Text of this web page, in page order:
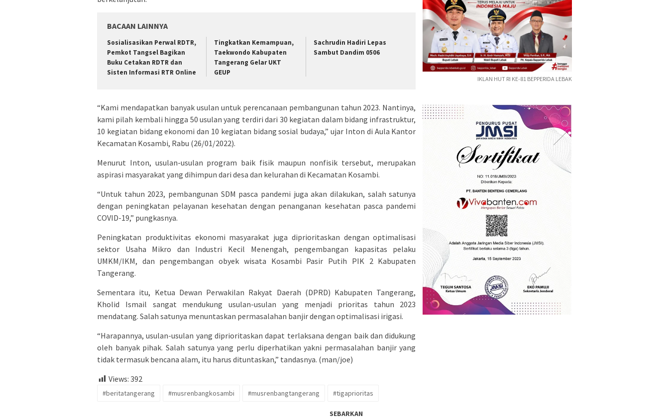
BACAAN LAINNYA
Sosialisasikan Perwal RDTR,
Pemkot Tangsel Bagikan
Buku Cetakan RDTR dan
Sisten Informasi RTR Online
Tingkatkan Kemampuan,
Taekwondo Kabupaten
Tangerang Gelar UKT
GEUP
Sachrudin Hadiri Lepas
Sambut Dandim 0506
“Kami mendapatkan banyak usulan untuk perencanaan pembangunan tahun 2023. Nantinya,
kami pilah kembali hingga 50 usulan yang terdiri dari 30 kegiatan dalam bidang infrastruktur,
10 kegiatan bidang ekonomi dan 10 kegiatan bidang sosial budaya,” ujar Inton di Aula Kantor
Kecamatan Kosambi, Rabu (26/01/2022).
Menurut Inton, usulan-usulan program baik fisik maupun nonfisik tersebut, merupakan
aspirasi masyarakat yang dihimpun dari desa dan kelurahan di Kecamatan Kosambi.
“Untuk tahun 2023, pembangunan SDM pasca pandemi juga akan dilakukan, salah satunya
dengan peningkatan pelayanan kesehatan dengan penanganan kesehatan pasca pandemi
COVID-19,” pungkasnya.
Peningkatan produktivitas ekonomi masyarakat juga diprioritaskan dengan optimalisasi
sektor Usaha Mikro dan Industri Kecil Menengah, pengembangan kapasitas pelaku
UMKM/IKM, dan pengembangan obyek wisata Kosambi Pasir Putih PIK 2 Kabupaten
Tangerang.
Sementara itu, Ketua Dewan Perwakilan Rakyat Daerah (DPRD) Kabupaten Tangerang,
Kholid Ismail sangat mendukung usulan-usulan yang menjadi prioritas tahun 2023
mendatang. Salah satunya menuntaskan permasalahan banjir dengan optimalisasi irigasi.
“Harapannya, usulan-usulan yang diprioritaskan dapat terlaksana dengan baik dan didukung
oleh banyak pihak. Salah satunya yang perlu diperhatikan yakni permasalahan banjir yang
tidak termasuk bencana alam, itu harus dituntaskan,” tandasnya. (man/joe)
Views: 392
#beritatangerang #musrenbangkosambi #musrenbangtangerang #tigaprioritas
SEBARKAN
IKLAN HUT RI KE-81 BEPPERIDA LEBAK